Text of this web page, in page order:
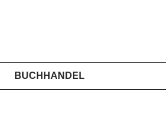
BUCHHANDEL